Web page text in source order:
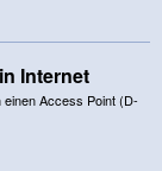
Internet
einen Access Point (D-